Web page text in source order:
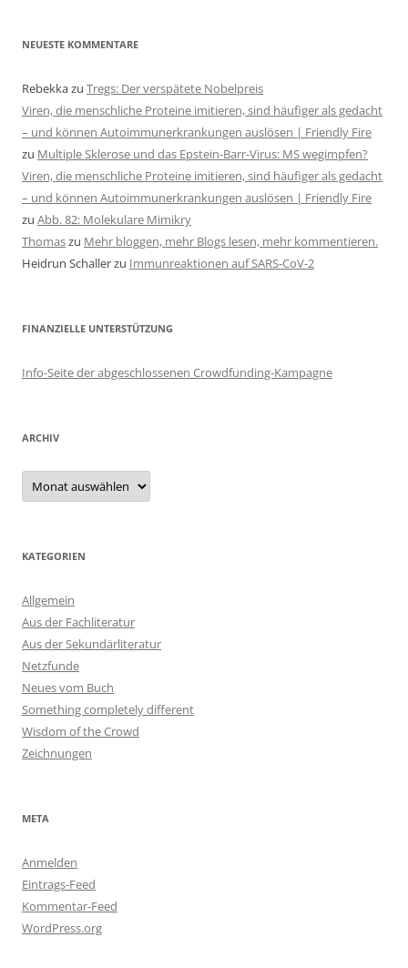
NEUESTE KOMMENTARE
Rebekkazu Tregs: Der verspätete Nobelpreis
Viren, die menschliche Proteine imitieren, sind häufiger als gedacht
– und können Autoimmunerkrankungen auslösen | Friendly Fire
zu Multiple Sklerose und das Epstein-Barr-Virus: MS wegimpfen?
Viren, die menschliche Proteine imitieren, sind häufiger als gedacht
– und können Autoimmunerkrankungen auslösen | Friendly Fire
zu Abb. 82: Molekulare Mimikry
Thomaszu Mehr bloggen, mehr Blogs lesen, mehr kommentieren.
Heidrun Schallerzu Immunreaktionen auf SARS-CoV-2
FINANZIELLE UNTERSTÜTZUNG
Info-Seite der abgeschlossenen Crowdfunding-Kampagne
ARCHIV
Archiv
KATEGORIEN
Allgemein
Aus der Fachliteratur
Aus der Sekundärliteratur
Netzfunde
Neues vom Buch
Something completely different
Wisdom of the Crowd
Zeichnungen
META
Anmelden
Eintrags-Feed
Kommentar-Feed
WordPress.org